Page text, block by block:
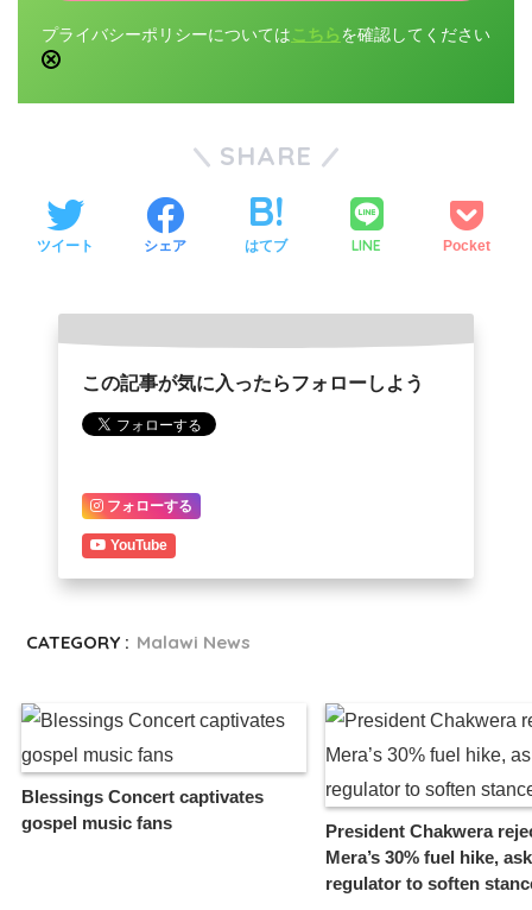
プライバシーポリシーについては こちら を確認してください
SHARE
ツイート シェア はてブ LINE Pocket
この記事が気に入ったらフォローしよう
フォローする
YouTube
CATEGORY : Malawi News
Blessings Concert captivates
gospel music fans
President Chakwera
Mera’s 30% fuel hike,
regulator to soften